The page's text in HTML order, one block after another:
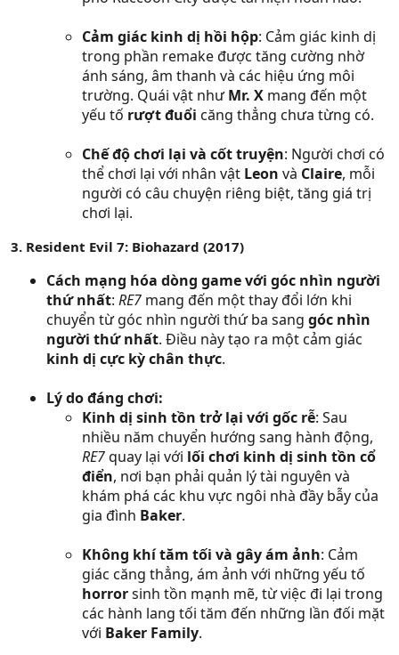
Cảm giác kinh dị hồi hộp: Cảm giác kinh dị
trong phần remake được tăng cường nhờ
ánh sáng, âm thanh và các hiệu ứng môi
trường. Quái vật nhưMr. X mang đến một
yếu tố rượt đuổi căng thẳng chưa từng có.
Chế độ chơi lại và cốt truyện: Người chơi có
thể chơi lại với nhân vật Leon và Claire, mỗi
người có câu chuyện riêng biệt, tăng giá trị
chơi lại.
3. Resident Evil 7: Biohazard (2017)
Cách mạng hóa dòng game với góc nhìn người
thứ nhất: RE7 mang đến một thay đổi lớn khi
chuyển từ góc nhìn người thứ ba sang góc nhìn
người thứ nhất. Điều này tạo ra một cảm giác
kinh dị cực kỳ chân thực.
Lý do đáng chơi:
Kinh dị sinh tồn trở lại với gốc rễ: Sau
nhiều năm chuyển hướng sang hành động,
RE7quay lại với lối chơi kinh dị sinh tồn cổ
điển, nơi bạn phải quản lý tài nguyên và
khám phá các khu vực ngôi nhà đầy bẫy của
gia đình Baker.
Không khí tăm tối và gây ám ảnh: Cảm
giác căng thẳng, ám ảnh với những yếu tố
horrorsinh tồn mạnh mẽ, từ việc đi lại trong
các hành lang tối tăm đến những lần đối mặt
với Baker Family.